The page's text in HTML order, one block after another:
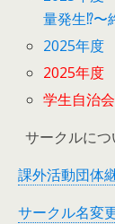
量発生⁉︎〜
2025年度
2025年度
学生自治
サークルに
課外活動団体
サークル名変